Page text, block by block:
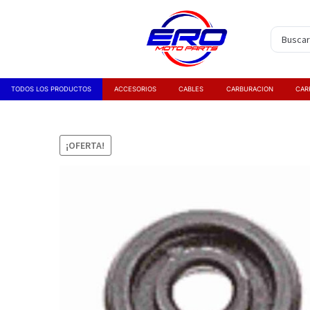
TODOS LOS PRODUCTOS ACCESORIOS CABLES CARBURACION
¡OFERTA!